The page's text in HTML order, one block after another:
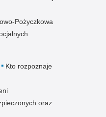
Pożyczkowa
Kto rozpoznaje
oraz